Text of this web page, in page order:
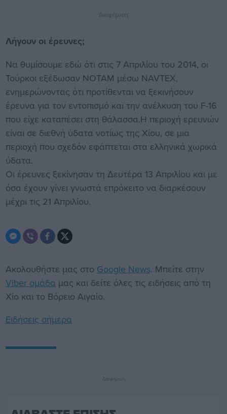
Διαφήμιση
Λήγουν οι έρευνες;
Να θυμίσουμε εδώ ότι στις 7 Απριλίου του 2014, οι
Τούρκοι εξέδωσαν ΝΟΤΑΜ μέσω NAVTEX,
ενημερώνοντας ότι προτίθενται να ξεκινήσουν
έρευνα για τον εντοπισμό και την ανέλκυση του F-16
που είχε καταπέσει στη θάλασσα.Η περιοχή ερευνών
είναι σε διεθνή ύδατα νοτίως της Χίου, σε μια
περιοχή που σχεδόν εφάπτεται στα ελληνικά χωρικά
ύδατα.
Οι έρευνες ξεκίνησαν τη Δευτέρα 13 Απριλίου και με
όσα έχουν γίνει γνωστά επρόκειτο να διαρκέσουν
μέχρι τις 21 Απριλίου.
Ακολουθήστε μας στο Google News. Μπείτε στην
Viber ομάδα μας και δείτε όλες τις ειδήσεις από τη
Χίο και το Βόρειο Αιγαίο.
Ειδήσεις σήμερα
Διαφήμιση